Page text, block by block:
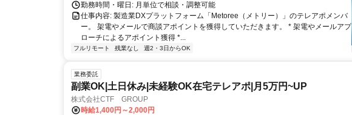
勤務時間・曜日: 月単位で相談・調整可能
仕事内容: 製造業DXプラットフォーム「Metoree（メトリー）」のテレアポメンバ
ー。 架電やメールで商談アポイントを獲得していただきます。 * 架電やメールアプ
ローチによるアポイント獲得 *...
フルリモート 残業なし 週2・3日からOK
業務委託
副業OK|土日休み|未経験OK在宅テレアポ|月5万円~UP
株式会社CTF GROUP
時給1,400円～2,000円